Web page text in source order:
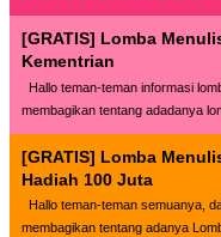
[GRATIS] Lomba
Kementrian
Hallo teman-teman informasi
membagikan tentang adadanya
[GRATIS] Lomba
Hadiah 100 Juta
Hallo teman-teman semuanya,
membagikan tentang adanya